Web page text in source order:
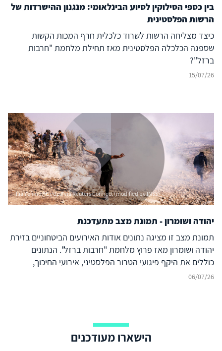
בין כספי הסילוקין לסיוע הבינלאומי: מנגנון ההישרדות של
הרשות הפלסטינית
כיצד מצליחה הרשות לשרוד כלכלית חרף המכות הקשות
שספגה הכלכלה הפלסטינית מאז תחילת מלחמת "חרבות
ברזל"?
15/07/26
Ilia Yefimovich/dpa via Reuters Connect (modified by INSS)
יהודה ושומרון - תמונת מצב מתעדכנת
תמונת מצב זו מציגה נתונים אודות האירועים הביטחוניים בזירת
יהודה ושומרון מאז פרוץ מלחמת "חרבות ברזל". הנתונים
כוללים את היקף פיגועי הטרור הפלסטיני, אירועי החיכוך,
הנפגעים, הסיכולים והמעצרים בגזרה. הנתונים מבוססים על
06/07/26
הישארו מעודכנים